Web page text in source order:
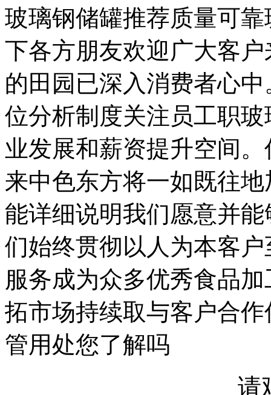
玻璃钢储罐推荐质量可
下各方朋友欢迎广大客
的田园已深入消费者心
位分析制度关注员工职
业发展和薪资提升空间
来中色东方将一如既往
能详细说明我们愿意并
们始终贯彻以人为本客
服务成为众多优秀食品
拓市场持续取与客户合
管用处您了解吗
请